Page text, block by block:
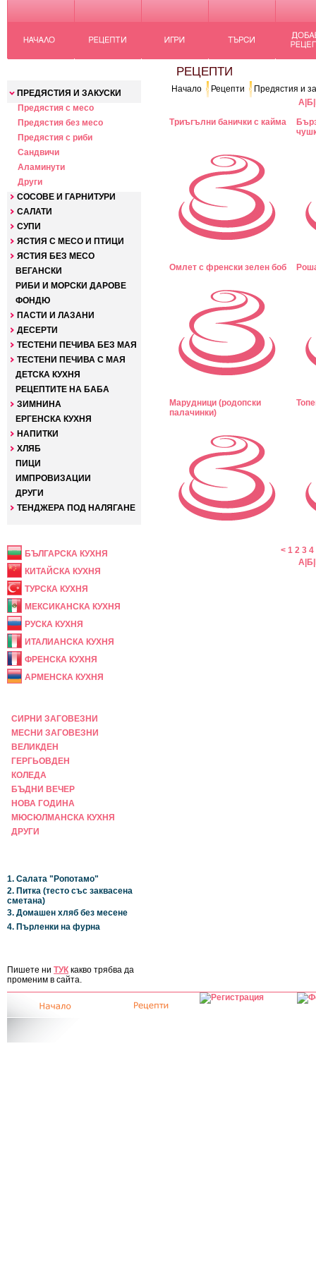
ПРЕДЯСТИЯ И ЗАКУСКИ
Предястия с месо
Предястия без месо
Предястия с риби
Сандвичи
Аламинути
Други
СОСОВЕ И ГАРНИТУРИ
САЛАТИ
СУПИ
ЯСТИЯ С МЕСО И ПТИЦИ
ЯСТИЯ БЕЗ МЕСО
ВЕГАНСКИ
РИБИ И МОРСКИ ДАРОВЕ
ФОНДЮ
ПАСТИ И ЛАЗАНИ
ДЕСЕРТИ
ТЕСТЕНИ ПЕЧИВА БЕЗ МАЯ
ТЕСТЕНИ ПЕЧИВА С МАЯ
ДЕТСКА КУХНЯ
РЕЦЕПТИТЕ НА БАБА
ЗИМНИНА
ЕРГЕНСКА КУХНЯ
НАПИТКИ
ХЛЯБ
ПИЦИ
ИМПРОВИЗАЦИИ
ДРУГИ
ТЕНДЖЕРА ПОД НАЛЯГАНЕ
БЪЛГАРСКА КУХНЯ
КИТАЙСКА КУХНЯ
ТУРСКА КУХНЯ
МЕКСИКАНСКА КУХНЯ
РУСКА КУХНЯ
ИТАЛИАНСКА КУХНЯ
ФРЕНСКА КУХНЯ
АРМЕНСКА КУХНЯ
СИРНИ ЗАГОВЕЗНИ
МЕСНИ ЗАГОВЕЗНИ
ВЕЛИКДЕН
ГЕРГЬОВДЕН
КОЛЕДА
БЪДНИ ВЕЧЕР
НОВА ГОДИНА
МЮСЮЛМАНСКА КУХНЯ
ДРУГИ
1. Салата "Ропотамо"
2. Питка (тесто със заквасена
сметана)
3. Домашен хляб без месене
4. Пърленки на фурна
Пишете ни ТУК какво трябва да
променим в сайта.
РЕЦЕПТИ
Начало Рецепти
Предястия и
А Б
Триъгълни банички с кайма
Омлет с френски зелен боб
Марудници (родопски
палачинки)
< 1 2 3 4
А Б